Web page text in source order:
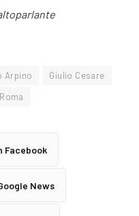
Arpino
Giulio Cesare
Roma
Facebook
News